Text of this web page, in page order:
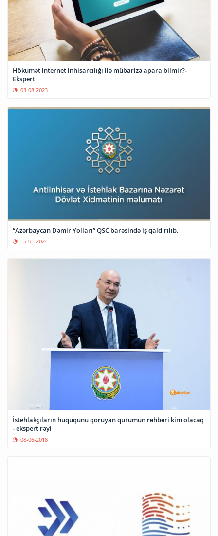
Hökumət internet inhisarçılığı ilə mübarizə apara bilmir?-
Ekspert
03-08-2023
“Azərbaycan Dəmir Yolları” QSC barəsində iş qaldırılıb.
15-01-2024
İstehlakçıların hüququnu qoruyan qurumun rəhbəri kim olacaq
- ekspert rəyi
08-06-2018